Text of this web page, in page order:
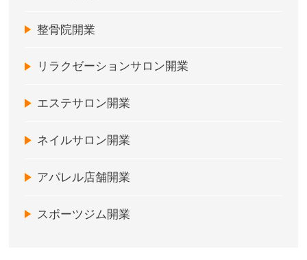
整骨院開業
リラクゼーションサロン開業
エステサロン開業
ネイルサロン開業
アパレル店舗開業
スポーツジム開業